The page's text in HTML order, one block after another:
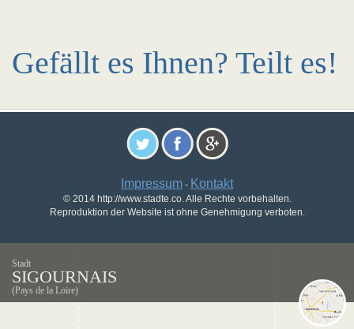
Gefällt es Ihnen? Teilt es!
Impressum - Kontakt
© 2014 http://www.stadte.co. Alle Rechte vorbehalten.
Reproduktion der Website ist ohne Genehmigung verboten.
Stadt
SIGOURNAIS
(Pays de la Loire)